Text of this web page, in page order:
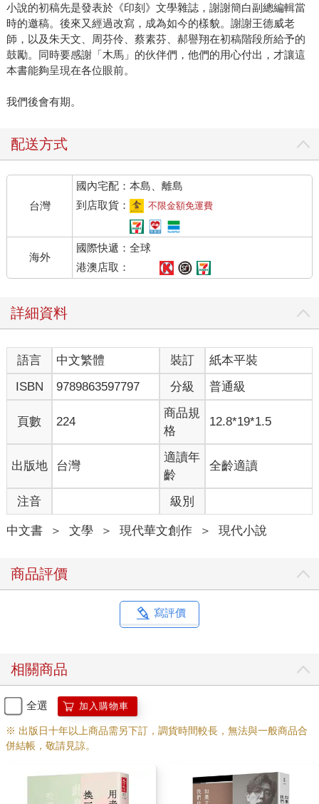
小說的初稿先是發表於《印刻》文學雜誌，謝謝簡白副總編輯當
時的邀稿。後來又經過改寫，成為如今的樣貌。謝謝王德威老
師，以及朱天文、周芬伶、蔡素芬、郝譽翔在初稿階段所給予的
鼓勵。同時要感謝「木馬」的伙伴們，他們的用心付出，才讓這
本書能夠呈現在各位眼前。
我們後會有期。
配送方式
台灣
國內宅配：本島、離島
到店取貨：
不限金額免運費
海外
國際快遞：全球
港澳店取：
詳細資料
語言 中文繁體 裝訂
紙本平裝
ISBN
9789863597797 分級 普通級
頁數 224
商品規
格
12.8*19*1.5
出版地 台灣
適讀年
齡
全齡適讀
注音 級別
中文書 ＞ 文學 ＞ 現代華文創作 ＞ 現代小說
商品評價
寫評價
相關商品
全選 加入購物車
※ 出版日十年以上商品需另下訂，調貨時間較長，無法與一般商品合
併結帳，敬請見諒。